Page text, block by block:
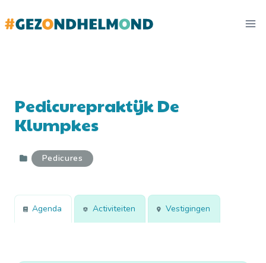
naar
Pedicurepraktijk De
Klumpkes
Pedicures
Agenda Activiteiten Vestigingen